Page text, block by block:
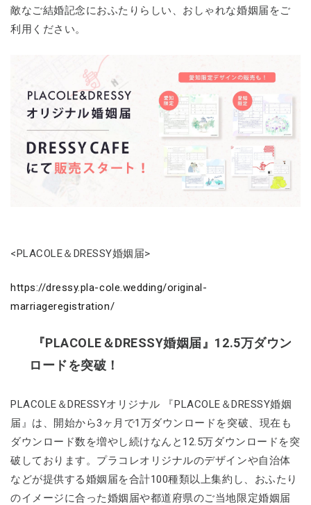
敵なご結婚記念におふたりらしい、おしゃれな婚姻届をご
利用ください。
<PLACOLE＆DRESSY婚姻届>
https://dressy.pla-cole.wedding/original-
marriageregistration/
『PLACOLE＆DRESSY婚姻届』12.5万ダウン
ロードを突破！
PLACOLE＆DRESSYオリジナル 『PLACOLE＆DRESSY婚姻
届』は、開始から3ヶ月で1万ダウンロードを突破、現在も
ダウンロード数を増やし続けなんと12.5万ダウンロードを突
破しております。プラコレオリジナルのデザインや自治体
などが提供する婚姻届を合計100種類以上集約し、おふたり
のイメージに合った婚姻届や都道府県のご当地限定婚姻届